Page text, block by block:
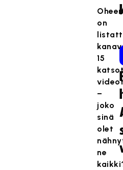
Oheen
on
15
–
joko
sinä
olet
ne